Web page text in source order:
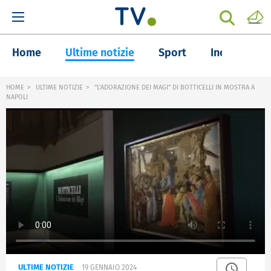
Home Ultime notizie Sport Inchieste
HOME ULTIME NOTIZIE
"L'ADORAZIONE DEI MAGI" DI BOTTICELLI IN MOSTRA A
NAPOLI
ULTIME NOTIZIE 19 GENNAIO 2024